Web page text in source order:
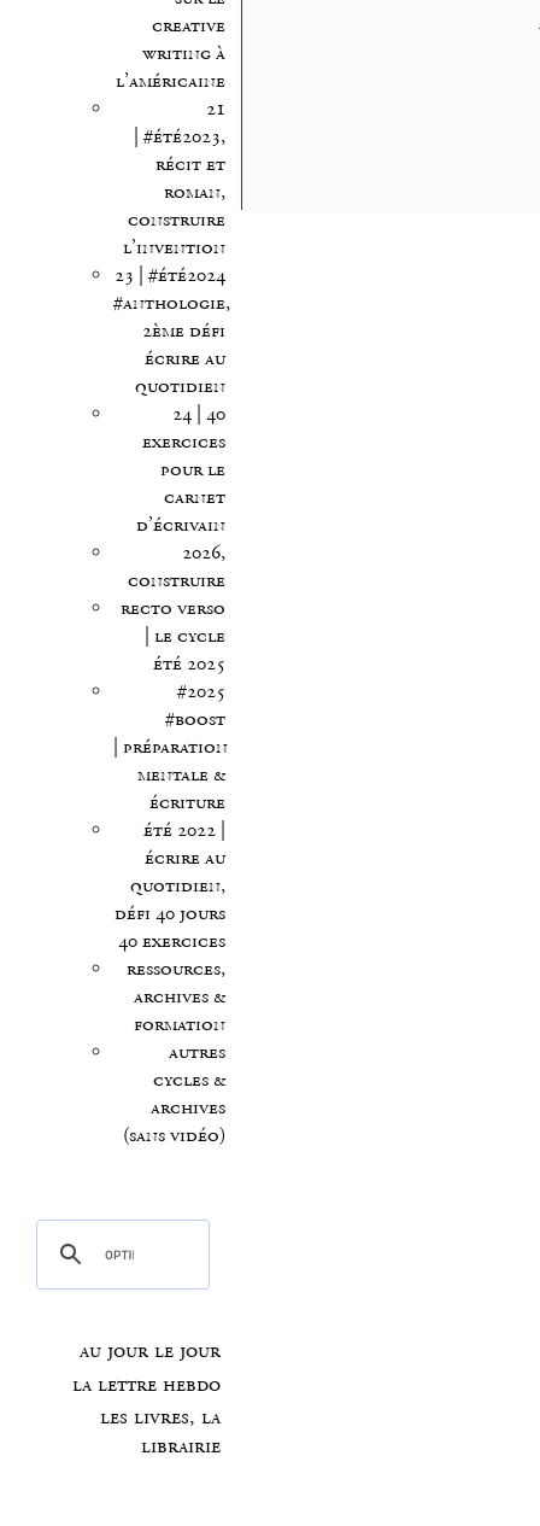
creative
writing à
l’américaine
21
| #été2023,
récit et
roman,
construire
l’invention
23 | #été2024
#anthologie,
2ème défi
écrire au
quotidien
24 | 40
exercices
pour le
carnet
d’écrivain
2026,
construire
recto verso
| le cycle
été 2025
#2025
#boost
| préparation
mentale &
écriture
été 2022 |
écrire au
quotidien,
défi 40 jours
40 exercices
ressources,
archives &
formation
autres
cycles &
archives
(sans vidéo)
au jour le jour
la lettre hebdo
les livres, la
librairie